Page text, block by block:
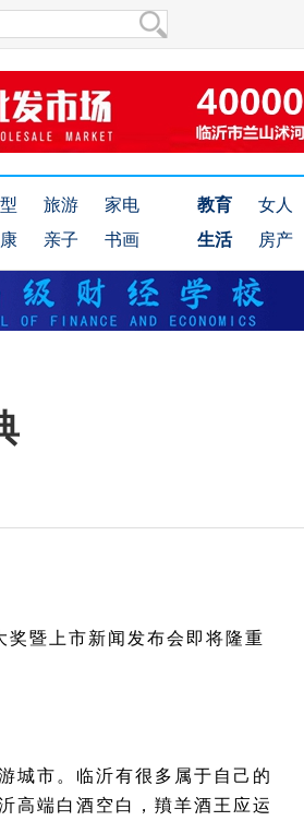
旅游
家电
亲子 书画
教育 女人
生活
房产
暨上市新闻发布会即将隆重
城市。临沂有很多属于自己的
高端白酒空白，羵羊酒王应运